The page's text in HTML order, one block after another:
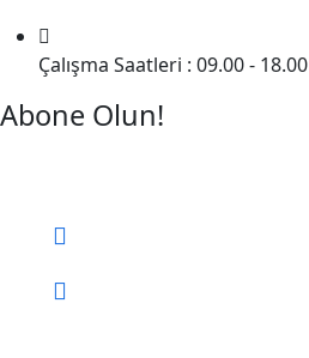
Çalışma Saatleri : 09.00 - 18.00
Abone Olun!